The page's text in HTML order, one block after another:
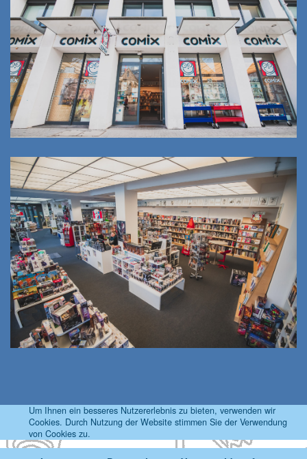
Um Ihnen ein besseres Nutzererlebnis zu bieten, verwenden wir
Cookies. Durch Nutzung der Website stimmen Sie der Verwendung
von Cookies zu.